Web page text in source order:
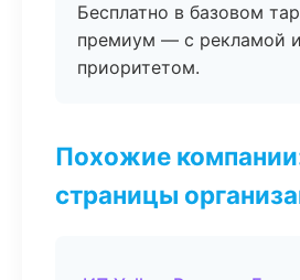
Бесплатно в базовом
премиум — с рекламой и
приоритетом.
Похожие
страницы